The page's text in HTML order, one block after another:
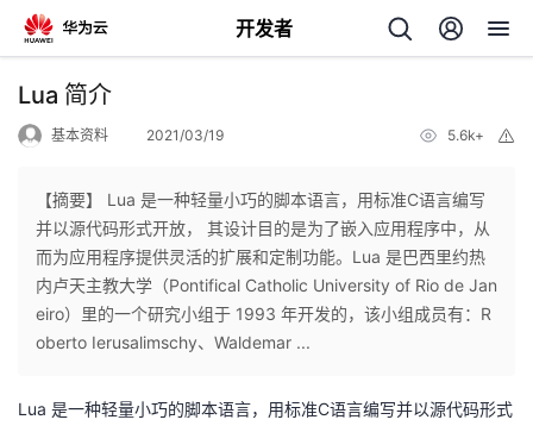
开发者
返
个
人
主
我
的
Lua 简介
基本资料 2021/03/19 5.6k+
【摘要】 Lua 是一种轻量小巧的脚本语言，用标准C语言编写
并以源代码形式开放， 其设计目的是为了嵌入应用程序中，从
而为应用程序提供灵活的扩展和定制功能。Lua 是巴西里约热
内卢天主教大学（Pontifical Catholic University of Rio de Jan
eiro）里的一个研究小组于 1993 年开发的，该小组成员有：R
oberto Ierusalimschy、Waldemar ...
Lua 是一种轻量小巧的脚本语言，用标准C语言编写并以源代码形式